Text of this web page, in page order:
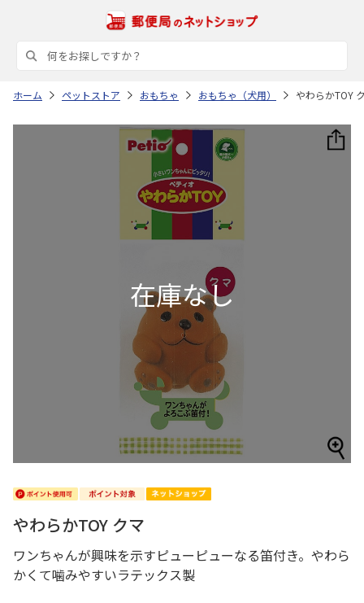
ホーム ペットストア おもちゃ おもちゃ（犬用） やわらかTOY
やわらかTOY クマ
ワンちゃんが興味を示すピューピューなる笛付き。やわら
かくて噛みやすいラテックス製